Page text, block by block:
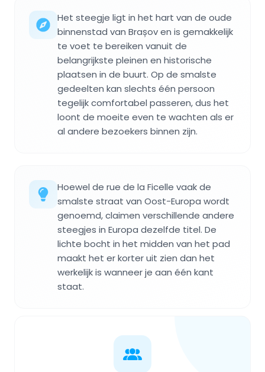
Het steegje ligt in het hart van de oude
binnenstad van Brașov en is gemakkelijk
te voet te bereiken vanuit de
belangrijkste pleinen en historische
plaatsen in de buurt. Op de smalste
gedeelten kan slechts één persoon
tegelijk comfortabel passeren, dus het
loont de moeite even te wachten als er
al andere bezoekers binnen zijn.
Hoewel de rue de la Ficelle vaak de
smalste straat van Oost-Europa wordt
genoemd, claimen verschillende andere
steegjes in Europa dezelfde titel. De
lichte bocht in het midden van het pad
maakt het er korter uit zien dan het
werkelijk is wanneer je aan één kant
staat.